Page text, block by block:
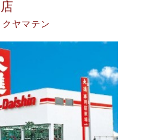
ヤマテン